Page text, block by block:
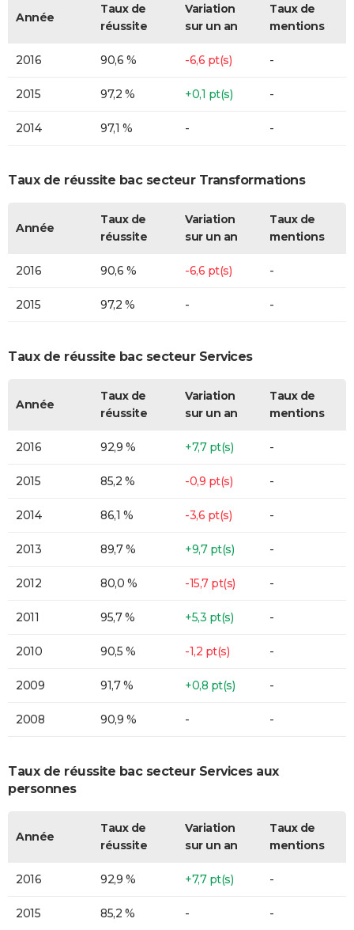
Année
Taux de
réussite
Variation
sur un an
Taux de
mentions
2016 90,6 % -6,6 pt(s) -
2015 97,2 % +0,1 pt(s) -
2014 97,1 % - -
Taux de réussite bac secteur Transformations
Année
Taux de
réussite
Variation
sur un an
Taux de
mentions
2016 90,6 % -6,6 pt(s) -
2015 97,2 % - -
Taux de réussite bac secteur Services
Année
Taux de
réussite
Variation
sur un an
Taux de
mentions
2016 92,9 % +7,7 pt(s) -
2015 85,2 % -0,9 pt(s) -
2014 86,1 % -3,6 pt(s) -
2013 89,7 % +9,7 pt(s) -
2012 80,0 % -15,7 pt(s) -
2011 95,7 % +5,3 pt(s) -
2010 90,5 % -1,2 pt(s) -
2009 91,7 % +0,8 pt(s) -
2008 90,9 % - -
Taux de réussite bac secteur Services aux
personnes
Année
Taux de
réussite
Variation
sur un an
Taux de
mentions
2016 92,9 % +7,7 pt(s) -
2015 85,2 % - -